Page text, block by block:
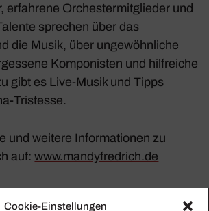
Cookie-Einstellungen
erfah­rene Orches­ter­mit­glieder und
spre­chen über das
die Musik, über unge­wöhn­liche
Kompo­nisten und hilf­reiche
gibt es Live-Musik und Tipps
Tris­tesse.
und weitere Informationen zu
auf:www.mandyfredrich.de